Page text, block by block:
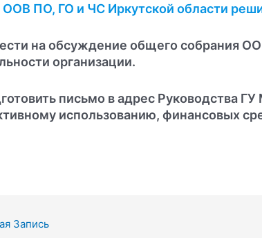
ООВ ПО, ГО и ЧС Иркутской области
на обсуждение общего собрания
организации.
письмо в адрес Руководства
использованию, финансовых
Запись